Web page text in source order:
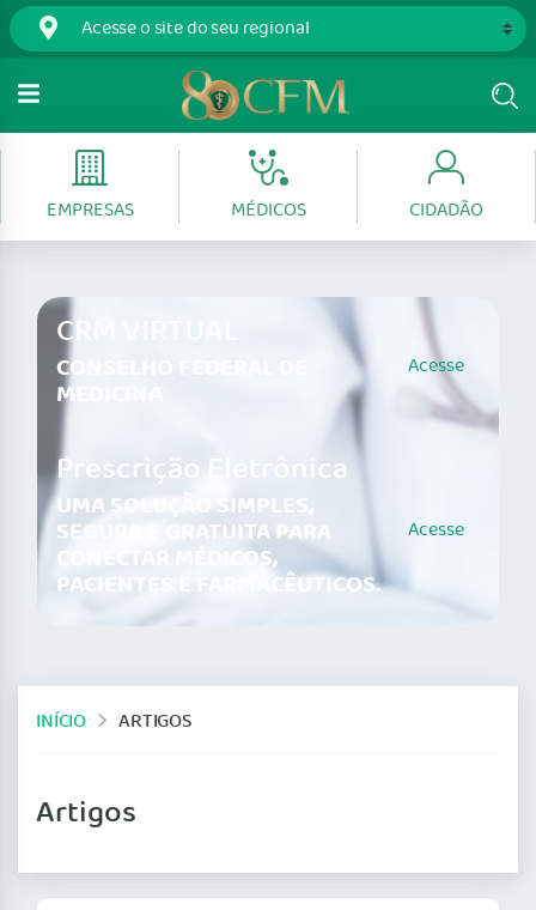
EMPRESAS MÉDICOS CIDADÃO
CRM VIRTUAL
CONSELHO FEDERAL DE
MEDICINA
Acesse
Prescrição Eletrônica
UMA SOLUÇÃO SIMPLES,
SEGURA E GRATUITA PARA
CONECTAR MÉDICOS,
PACIENTES E FARMACÊUTICOS.
Acesse
INÍCIO ARTIGOS
Artigos